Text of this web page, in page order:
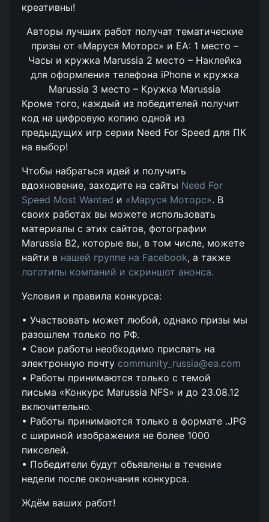
креативны!
Авторы лучших работ получат тематические
призы от «Маруся Моторс» и ЕА: 1 место –
Часы и кружка Marussia 2 место – Наклейка
для оформления телефона iPhone и кружка
Marussia 3 место – Кружка Marussia
Кроме того, каждый из победителей получит
код на цифровую копию одной из
предыдущих игр серии Need For Speed для ПК
на выбор!
Чтобы набраться идей и получить
вдохновение, заходите на сайты Need For
Speed Most Wanted и «Маруся Моторс». В
своих работах вы можете использовать
материалы с этих сайтов, фотографии
Marussia B2, которые вы, в том числе, можете
найти в нашей группе на Facebook, а также
логотипы компаний и скриншот анонса.
Условия и правила конкурса:
• Участвовать может любой, однако призы мы
разошлем только по РФ.
• Свои работы необходимо прислать на
электронную почту community_russia@ea.com
• Работы принимаются только с темой
письма «Конкурс Marussia NFS» и до 23.08.12
включительно.
• Работы принимаются только в формате .JPG
с шириной изображения не более 1000
пикселей.
• Победители будут объявлены в течение
недели после окончания конкурса.
Ждём ваших работ!